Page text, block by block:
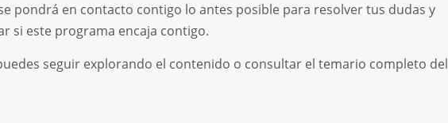
pondrá en contacto contigo lo antes posible para resolver tus dudas y
si este programa encaja contigo.
seguir explorando el contenido o consultar el temario completo del